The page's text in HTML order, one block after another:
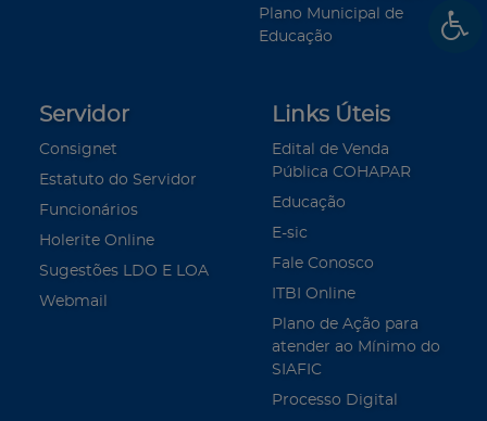
Plano Municipal de
Educação
Servidor
Consignet
Estatuto do Servidor
Funcionários
Holerite Online
Sugestões LDO E LOA
Webmail
Links Úteis
Edital de Venda
Pública COHAPAR
Educação
E-sic
Fale Conosco
ITBI Online
Plano de Ação para
atender ao Mínimo do
SIAFIC
Processo Digital